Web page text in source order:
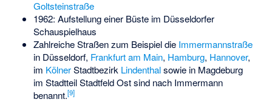
Goltsteinstraße
1962: Aufstellung einer Büste im Düsseldorfer
Schauspielhaus
Zahlreiche Straßen zum Beispiel die Immermannstraße
in Düsseldorf, Frankfurt am Main, Hamburg, Hannover,
im KölnerStadtbezirk Lindenthalsowie in Magdeburg
im Stadtteil Stadtfeld Ost sind nach Immermann
benannt.[9]